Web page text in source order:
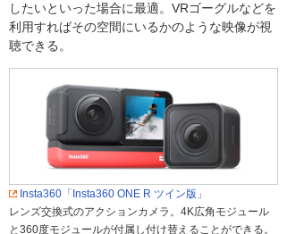
したいといった場合に最適。VRゴーグルなどを
利用すればその空間にいるかのような映像が視
聴できる。
Insta360「Insta360 ONE R ツイン版」
レンズ交換式のアクションカメラ。4K広角モジュール
と360度モジュールが付属し付け替えることができる。